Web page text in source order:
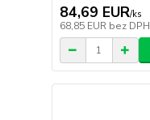
84,69 EUR/ks
68,85 EUR bez DPH